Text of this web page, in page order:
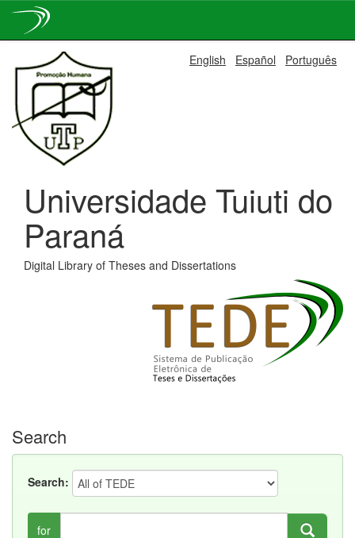
navigation
English Español Português
Universidade Tuiuti do
Paraná
Digital Library of Theses and Dissertations
Search
Search:
for